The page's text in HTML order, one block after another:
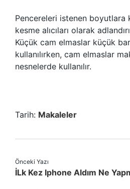
Pencereleri istenen boyutlara
kesme alıcıları olarak
Küçük cam elmaslar küçük
kullanılırken, cam elmaslar
nesnelerde kullanılır.
Tarih: Makaleler
Önceki Yazı
İLk Kez Iphone Aldım Ne